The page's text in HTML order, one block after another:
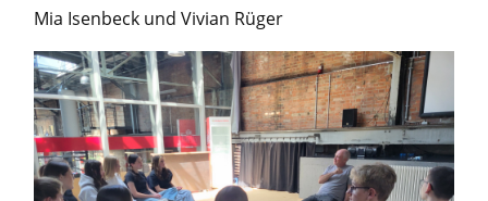
Mia Isenbeck und Vivian Rüger